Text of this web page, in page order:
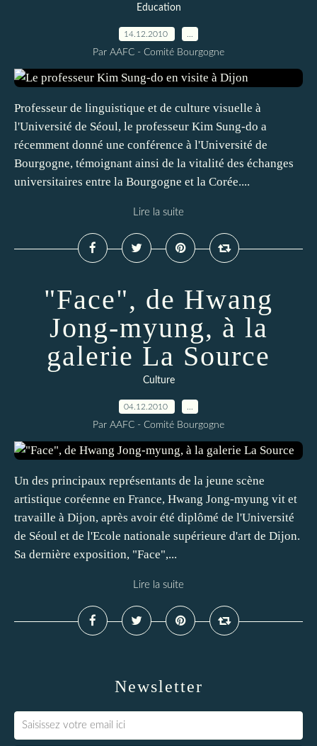
Education
14.12.2010
Par AAFC - Comité Bourgogne
Professeur de linguistique et de culture visuelle à
l'Université de Séoul, le professeur Kim Sung-do a
récemment donné une conférence à l'Université de
Bourgogne, témoignant ainsi de la vitalité des échanges
universitaires entre la Bourgogne et la Corée....
Lire la suite
"Face", de Hwang
Jong-myung, à la
galerie La Source
Culture
04.12.2010
Par AAFC - Comité Bourgogne
Un des principaux représentants de la jeune scène
artistique coréenne en France, Hwang Jong-myung vit et
travaille à Dijon, après avoir été diplômé de l'Université
de Séoul et de l'Ecole nationale supérieure d'art de Dijon.
Sa dernière exposition, "Face",...
Lire la suite
Newsletter